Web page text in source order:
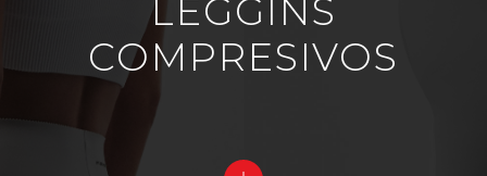
LEGGINS
COMPRESIVOS